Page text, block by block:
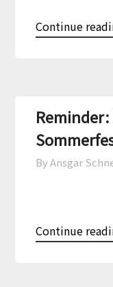
Continue
By Ansgar
Continue